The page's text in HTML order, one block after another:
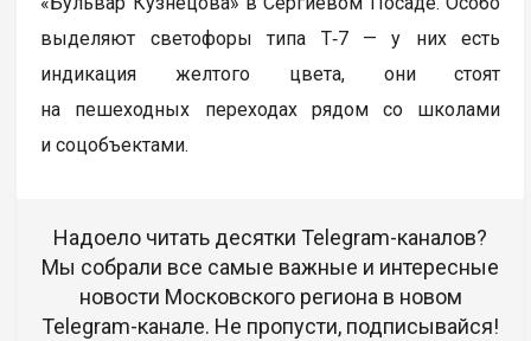
выделяют светофоры типа Т‑7 — у них есть
индикация желтого цвета, они стоят
на пешеходных переходах рядом со школами
и соцобъектами.
Надоело читать десятки Telegram-каналов?
Мы собрали все самые важные и интересные
новости Московского региона в новом
Telegram-канале. Не пропусти, подписывайся!